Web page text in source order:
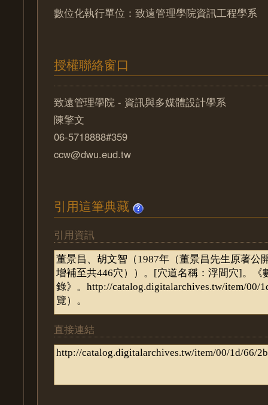
數位化執行單位：致遠管理學院資訊工程學系
授權聯絡窗口
致遠管理學院 - 資訊與多媒體設計學系
陳擎文
06-5718888#359
ccw@dwu.eud.tw
引用這筆典藏
引用資訊
直接連結